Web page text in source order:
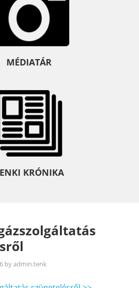
MÉDIATÁR
KRÓNIKA
byadmin.tenk